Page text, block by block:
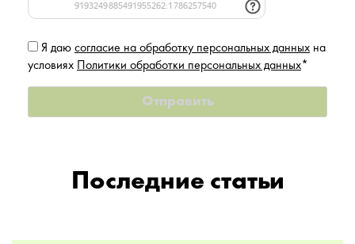
Я даю согласие на обработку персональных данных на
условиях Политики обработки персональных данных*
Последние статьи